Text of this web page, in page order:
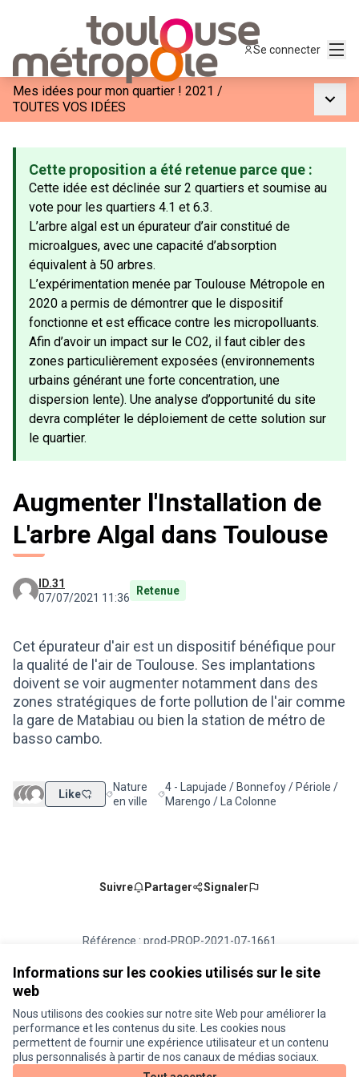
Informations sur les cookies utilisés sur le site
web
Nous utilisons des cookies sur notre site Web pour améliorer la
performance et les contenus du site. Les cookies nous
permettent de fournir une expérience utilisateur et un contenu
plus personnalisés à partir de nos canaux de médias sociaux.
Se connecter
Mes idées pour mon quartier ! 2021 /
TOUTES VOS IDÉES
Cette proposition a été retenue parce que :
Cette idée est déclinée sur 2 quartiers et soumise au
vote pour les quartiers 4.1 et 6.3.
L’arbre algal est un épurateur d’air constitué de
microalgues, avec une capacité d’absorption
équivalent à 50 arbres.
L’expérimentation menée par Toulouse Métropole en
2020 a permis de démontrer que le dispositif
fonctionne et est efficace contre les micropolluants.
Afin d’avoir un impact sur le CO2, il faut cibler des
zones particulièrement exposées (environnements
urbains générant une forte concentration, une
dispersion lente). Une analyse d’opportunité du site
devra compléter le déploiement de cette solution sur
le quartier.
Augmenter l'Installation de
L'arbre Algal dans Toulouse
ID.31
07/07/2021 11:36
Retenue
Cet épurateur d'air est un dispositif bénéfique pour
la qualité de l'air de Toulouse. Ses implantations
doivent se voir augmenter notamment dans des
zones stratégiques de forte pollution de l'air comme
la gare de Matabiau ou bien la station de métro de
basso cambo.
Like Filtrer les résultats de la catégorie : Nature en ville
Nature
en ville
Filtrer les résultats pour le secteur : 4 -
4 - Lapujade / Bonnefoy / Périole /
Marengo / La Colonne
Suivre Partager Signaler
Référence : prod-PROP-2021-07-1661
Vérifiez l'empreinte numérique
Conditions d'utilisation
Paramètres des cookies
Je participe ! sur X
(Lien externe)
Je participe ! sur Facebook
Je participe ! sur Instagram